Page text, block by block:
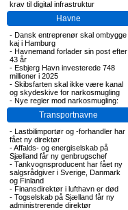
krav til digital infrastruktur
Havne
- Dansk entreprenør skal ombygge
kaj i Hamburg
- Havnemand forlader sin post efter
43 år
- Esbjerg Havn investerede 748
millioner i 2025
- Skibsfarten skal ikke være kanal
og skydeskive for narkosmugling
- Nye regler mod narkosmugling:
Transportnavne
- Lastbilimportør og -forhandler har
fået ny direktør
-Affalds- og energiselskab på
Sjælland får ny genbrugschef
- Tankvognsproducent har fået ny
salgsrådgiver i Sverige, Danmark
og Finland
- Finansdirektør i lufthavn er død
- Togselskab på Sjælland får ny
administrerende direktør